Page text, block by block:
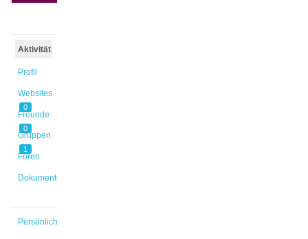
Aktivität
Profil
Websites
0
Freunde
0
Gruppen
1
Foren
Dokumente
Persönlich